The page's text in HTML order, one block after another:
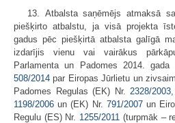
13. Atbalsta saņēmējs atmaksā
piešķirto atbalstu, ja visā projekta
gadus pēc piešķirtā atbalsta galīgā
izdarījis vienu vai vairākus
Parlamenta un Padomes 2014.
508/2014 par Eiropas Jūrlietu un
Padomes Regulas (EK) Nr. 2328/2003
1198/2006 un (EK) Nr. 791/2007un
Regulu (ES) Nr. 1255/2011 (turpmāk –